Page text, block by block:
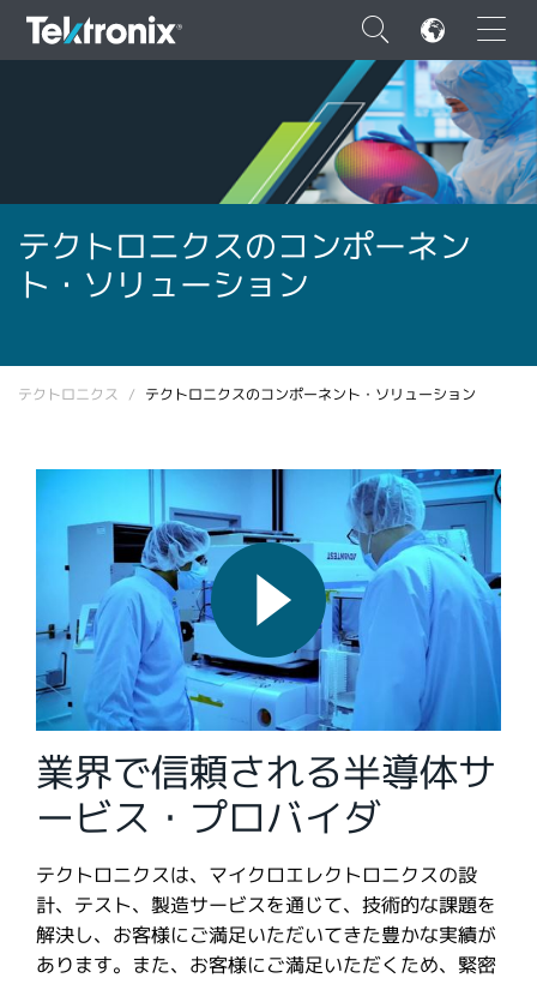
×
ENGLISH
FRANÇAIS
VIỆT NAM
日本語
繁體中文
テクトロニクスのコンポーネン
ト・ソリューション
テクトロニクス テクトロニクスのコンポーネント・ソリューション
業界で信頼される半導体サ
ービス・プロバイダ
テクトロニクスは、マイクロエレクトロニクスの設
計、テスト、製造サービスを通じて、技術的な課題を
解決し、お客様にご満足いただいてきた豊かな実績が
あります。また、お客様にご満足いただくため、緊密